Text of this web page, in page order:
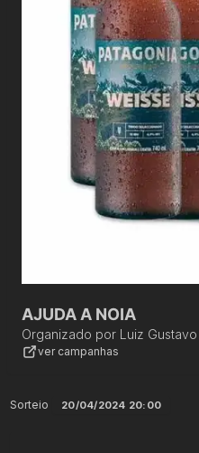
AJUDA A NOIA
Organizado por Luiz
ver campanhas
Sorteio 20/04/2024 20:00